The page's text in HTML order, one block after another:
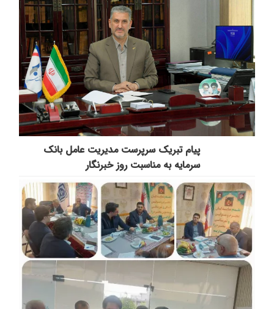
پیام تبریک سرپرست مدیریت عامل بانک
سرمایه به مناسبت روز خبرنگار